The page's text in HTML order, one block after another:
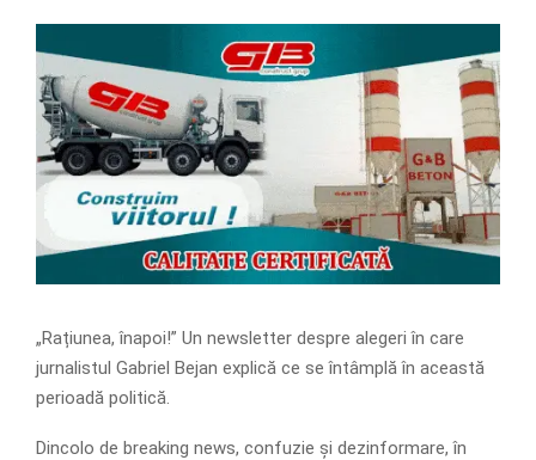
„Rațiunea, înapoi!” Un newsletter despre alegeri în care
jurnalistul Gabriel Bejan explică ce se întâmplă în această
perioadă politică.
Dincolo de breaking news, confuzie și dezinformare, în